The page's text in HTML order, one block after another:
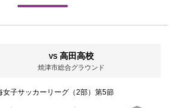
VS 高田高校
焼津市総合グラウンド
女子サッカーリーグ（2部）第5節